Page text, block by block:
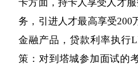
卡方面，持卡人享受人才
务，引进人才最高享受200
金融产品，贷款利率执行
策：对到塔城参加面试的